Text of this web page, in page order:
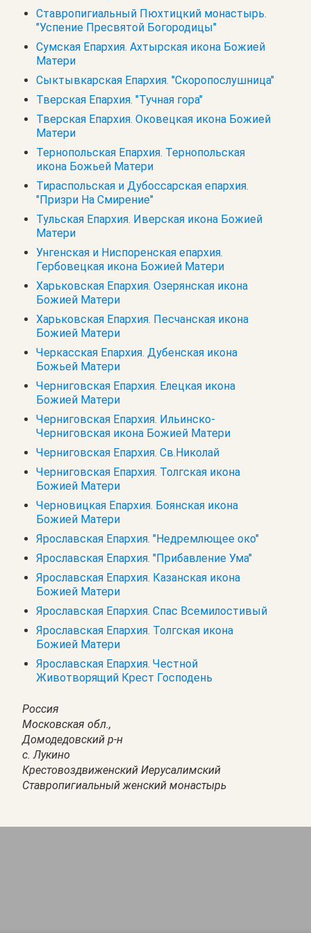
Ставропигиальный Пюхтицкий монастырь.
"Успение Пресвятой Богородицы"
Сумская Епархия. Ахтырская икона Божией
Матери
Сыктывкарская Епархия. "Скоропослушница"
Тверская Епархия. "Тучная гора"
Тверская Епархия. Оковецкая икона Божией
Матери
Тернопольская Епархия. Тернопольская
икона Божьей Матери
Тираспольская и Дубоссарская епархия.
"Призри На Смирение"
Тульская Епархия. Иверская икона Божией
Матери
Унгенская и Ниспоренская епархия.
Гербовецкая икона Божией Матери
Харьковская Епархия. Озерянская икона
Божией Матери
Харьковская Епархия. Песчанская икона
Божией Матери
Черкасская Епархия. Дубенская икона
Божьей Матери
Черниговская Епархия. Елецкая икона
Божией Матери
Черниговская Епархия. Ильинско-
Черниговская икона Божией Матери
Черниговская Епархия. Св.Николай
Черниговская Епархия. Толгская икона
Божией Матери
Черновицкая Епархия. Боянская икона
Божией Матери
Ярославская Епархия. "Недремлющее око"
Ярославская Епархия. "Прибавление Ума"
Ярославская Епархия. Казанская икона
Божией Матери
Ярославская Епархия. Спас Всемилостивый
Ярославская Епархия. Толгская икона
Божией Матери
Ярославская Епархия. Честной
Животворящий Крест Господень
Россия
Московская обл.,
Домодедовский р-н
с. Лукино
Крестовоздвиженский Иерусалимский
Ставропигиальный женский монастырь